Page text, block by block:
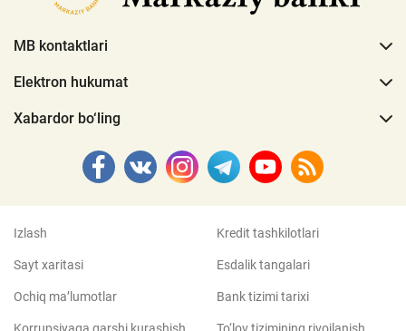
MB kontaktlari
Elektron hukumat
Xabardor bo‘ling
Izlash
Sayt xaritasi
Ochiq ma’lumotlar
Kredit tashkilotlari
Esdalik tangalari
Bank tizimi tarixi